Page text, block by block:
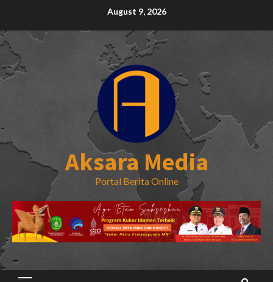
content
August 9, 2026
Aksara Media
Portal Berita Online